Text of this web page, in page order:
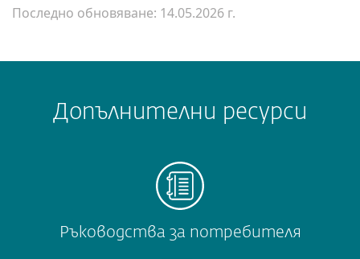
Последно обновяване: 14.05.2026 г.
Допълнителни ресурси
Ръководства за потребителя